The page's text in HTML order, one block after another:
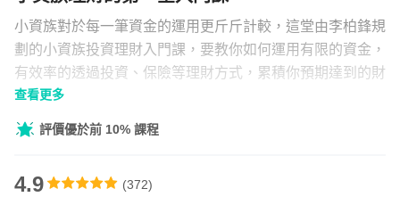
文章
企業方案
小資族對於每一筆資金的運用更斤斤計較，這堂由李柏鋒規
劃的小資族投資理財入門課，要教你如何運用有限的資金，
有效率的透過投資、保險等理財方式，累積你預期達到的財
富。並帶你理解投資工具與長短期投資規劃，讓你的資產穩
定增長。
查看更多
評價優於前 10% 課程
4.9 (372)